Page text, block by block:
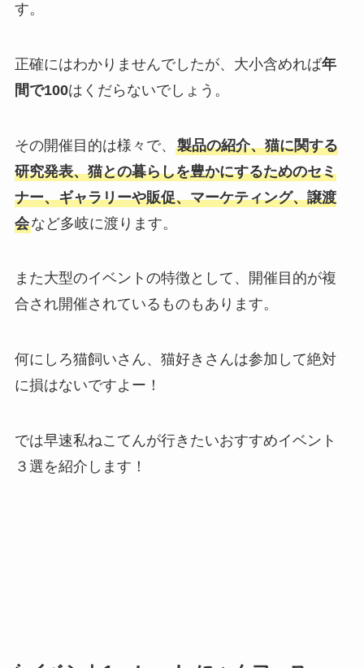
す。
正確にはわかりませんでしたが、大小含めれば年
間で100はくだらないでしょう。
その開催目的は様々で、 製品の紹介、猫に関する
研究発表、猫との暮らしを豊かにするためのセミ
ナー、ギャラリーや販促、マーケティング、譲渡
会など多岐に渡ります。
また大型のイベントの特徴として、開催目的が複
合され開催されているものもあります。
何にしろ猫飼いさん、猫好きさんは参加して絶対
に損はないですよー！
では早速私ねこてんが行きたいおすすめイベント
３選を紹介します！